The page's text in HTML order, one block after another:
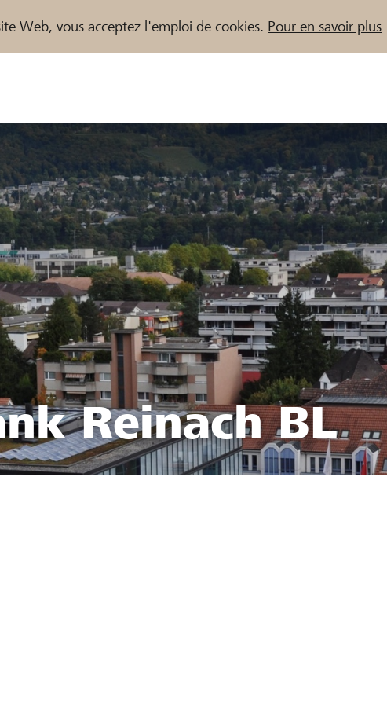
Web, vous acceptez l'emploi de cookies. Pour en savoir plus
/ Banques Raiffeisen
Reinach BL